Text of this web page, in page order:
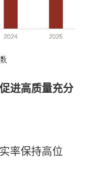
进高质量充分
率保持高位